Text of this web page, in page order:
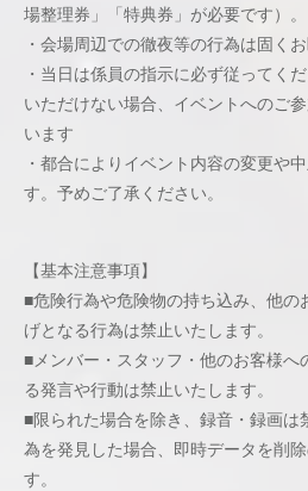
場整理券」「特典券」が必要です）。
・会場周辺での徹夜等の行為は固く
・当日は係員の指示に必ず従ってく
いただけない場合、イベントへのご
います
・都合によりイベント内容の変更や
す。予めご了承ください。
【基本注意事項】
■危険行為や危険物の持ち込み、他
げとなる行為は禁止いたします。
■メンバー・スタッフ・他のお客様へ
る発言や行動は禁止いたします。
■限られた場合を除き、録音・録画
為を発見した場合、即時データを削
す。